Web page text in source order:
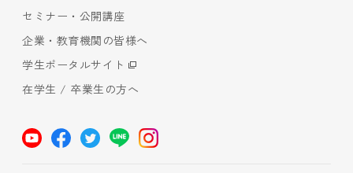
セミナー・公開講座
企業・教育機関の皆様へ
学生ポータルサイト
在学生 / 卒業生の方へ